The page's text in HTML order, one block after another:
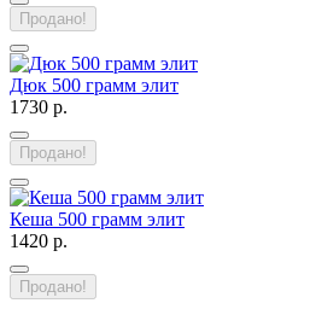
Продано!
Дюк 500 грамм элит
1730 р.
Продано!
Кеша 500 грамм элит
1420 р.
Продано!